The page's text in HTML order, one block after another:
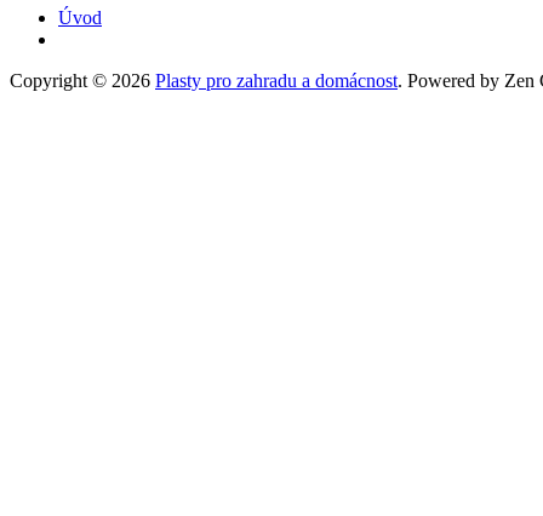
Úvod
Copyright © 2026 Plasty pro zahradu a domácnost. Powered by Zen